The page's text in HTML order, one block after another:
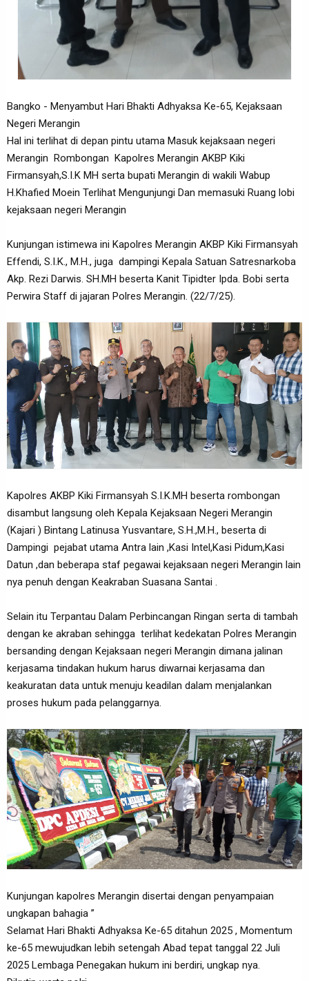
Bangko - Menyambut Hari Bhakti Adhyaksa Ke-65, Kejaksaan
Negeri Merangin
Hal ini terlihat di depan pintu utama Masuk kejaksaan negeri
Merangin Rombongan Kapolres Merangin AKBP Kiki
Firmansyah,S.I.K MH serta bupati Merangin di wakili Wabup
H.Khafied Moein Terlihat Mengunjungi Dan memasuki Ruang lobi
kejaksaan negeri Merangin
Kunjungan istimewa ini Kapolres Merangin AKBP Kiki Firmansyah
Effendi, S.I.K., M.H., juga dampingi Kepala Satuan Satresnarkoba
Akp. Rezi Darwis. SH.MH beserta Kanit Tipidter Ipda. Bobi serta
Perwira Staff di jajaran Polres Merangin. (22/7/25).
Kapolres AKBP Kiki Firmansyah S.I.K.MH beserta rombongan
disambut langsung oleh Kepala Kejaksaan Negeri Merangin
(Kajari ) Bintang Latinusa Yusvantare, S.H.,M.H., beserta di
Dampingi pejabat utama Antra lain ,Kasi Intel,Kasi Pidum,Kasi
Datun ,dan beberapa staf pegawai kejaksaan negeri Merangin lain
nya penuh dengan Keakraban Suasana Santai .
Selain itu Terpantau Dalam Perbincangan Ringan serta di tambah
dengan ke akraban sehingga terlihat kedekatan Polres Merangin
bersanding dengan Kejaksaan negeri Merangin dimana jalinan
kerjasama tindakan hukum harus diwarnai kerjasama dan
keakuratan data untuk menuju keadilan dalam menjalankan
proses hukum pada pelanggarnya.
Kunjungan kapolres Merangin disertai dengan penyampaian
ungkapan bahagia ”
Selamat Hari Bhakti Adhyaksa Ke-65 ditahun 2025 , Momentum
ke-65 mewujudkan lebih setengah Abad tepat tanggal 22 Juli
2025 Lembaga Penegakan hukum ini berdiri, ungkap nya.